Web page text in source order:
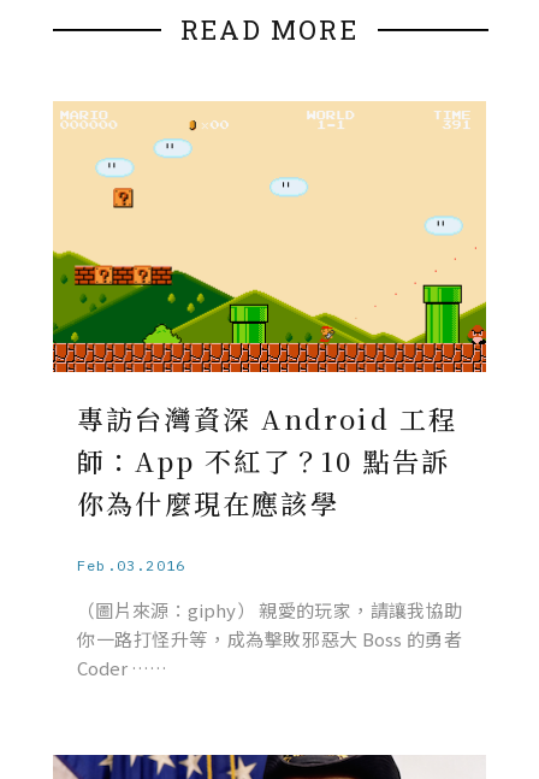
READ MORE
專訪台灣資深 Android 工程
師：App 不紅了？10 點告訴
你為什麼現在應該學
Feb.03.2016
（圖片來源：giphy） 親愛的玩家，請讓我協助
你一路打怪升等，成為擊敗邪惡大 Boss 的勇者
Coder ……